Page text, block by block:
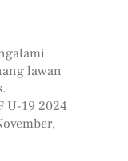
lawan
U-19 2024